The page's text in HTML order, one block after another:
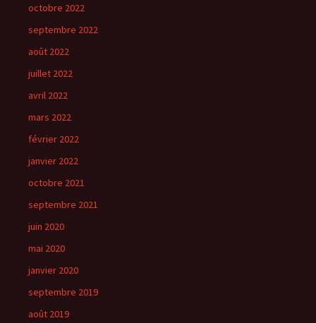
octobre 2022
septembre 2022
août 2022
juillet 2022
avril 2022
mars 2022
février 2022
janvier 2022
octobre 2021
septembre 2021
juin 2020
mai 2020
janvier 2020
septembre 2019
août 2019